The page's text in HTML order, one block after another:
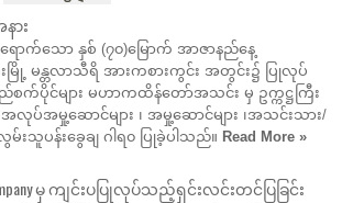
ား
ောက်သော နှစ် (၇၀)မြောက် အာဇာနည်နေ့
မြို့ မန္တလာသီရိ အားကစားကွင်း အတွင်း၌ ပြုလုပ်
စက်ပိုင်များ မဟာကထိန်တော်အသင်း မှ ဥက္ကဋ္ဌကြီး
လုပ်အမှု့ဆောင်များ ၊ အမှု့ဆောင်များ ၊အသင်းသား/
းသူပန်းခွေချ ဂါရ၀ ပြုခဲ့ပါသည်။ Read More »
Company မှ ကျင်းပပြုလုပ်သည့်ရှင်းလင်းတင်ပြခြင်း